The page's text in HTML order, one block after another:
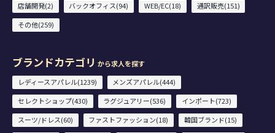
店舗開発(2)
バックオフィス(94) WEB/EC(18)
通訳販売(151)
その他(259)
ブランドカテゴリ から求人を探す
レディースアパレル(1239)
メンズアパレル(444)
セレクトショップ(430)
ラグジュアリー(536)
インポート(723)
スーツ/ドレス(60)
ファストファッション(18)
韓国ブランド(15)